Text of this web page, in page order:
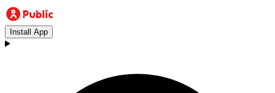
Install App